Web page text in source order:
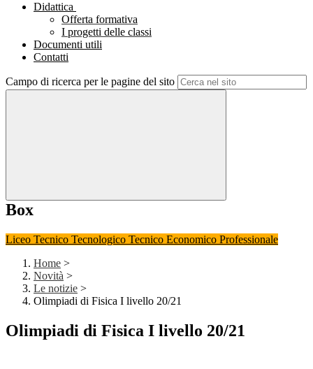
Didattica
Offerta formativa
I progetti delle classi
Documenti utili
Contatti
Campo di ricerca per le pagine del sito
Box
Liceo Tecnico Tecnologico Tecnico Economico Professionale
Home >
Novità >
Le notizie >
Olimpiadi di Fisica I livello 20/21
Olimpiadi di Fisica I livello 20/21